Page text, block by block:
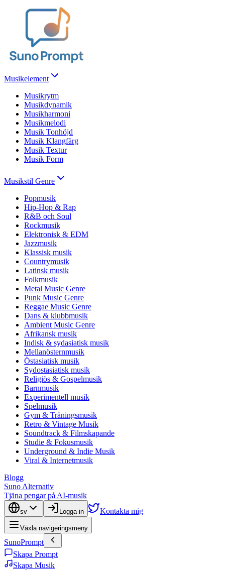
Musikelement
Musikrytm
Musikdynamik
Musikharmoni
Musikmelodi
Musik Tonhöjd
Musik Klangfärg
Musik Textur
Musik Form
Musikstil Genre
Popmusik
Hip-Hop & Rap
R&B och Soul
Rockmusik
Elektronisk & EDM
Jazzmusik
Klassisk musik
Countrymusik
Latinsk musik
Folkmusik
Metal Music Genre
Punk Music Genre
Reggae Music Genre
Dans & klubbmusik
Ambient Music Genre
Afrikansk musik
Indisk & sydasiatisk musik
Mellanösternmusik
Östasiatisk musik
Sydostasiatisk musik
Religiös & Gospelmusik
Barnmusik
Experimentell musik
Spelmusik
Gym & Träningsmusik
Retro & Vintage Musik
Soundtrack & Filmskapande
Studie & Fokusmusik
Underground & Indie Musik
Viral & Internetmusik
Blogg
Suno Alternativ
Tjäna pengar på AI-musik
sv Logga in Kontakta mig
Växla navigeringsmeny
SunoPrompt
Skapa Prompt
Skapa Musik